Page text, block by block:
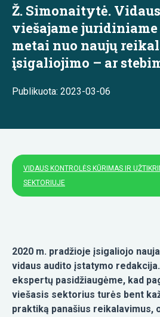
Ž. Simonaitytė.
viešajame juridiniame
metai nuo naujų
įsigaliojimo – ar
Publikuota: 2023-03-06
VIDAUS KONTROLĖS KŪRIMAS IR
SEKTORIUJE
2020 m. pradžioje įsigaliojo
vidaus audito įstatymo
ekspertų pasidžiaugėme, kad
viešasis sektorius turės bent
praktiką panašius reikalavimus,